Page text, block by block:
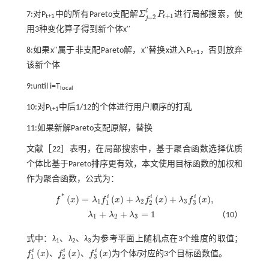
7:对Pt+1 中的所有Pareto支配解Σl
j=2 Pt+1
Σj=2lPt+1 进行局部搜索，使
用3种变化算子得到新个体x′′
8:如果x′′属于非支配Pareto解，x′′替换x进入Pt+1 ，否则放弃
该新个体
9:until i=Tlocal
10:对Pt+1中后1/12的个体进行用户顺序的打乱
11:如果新解Pareto支配原解，替换
文献［ 22］表明，在局部搜索中，基于聚合函数选择优质
个体比基于Pareto排序更有效，本文使用目标函数的加权和
作为聚合函数，公式为：
f* (x) = λ1 fi
1 (x) + λ2 fi
2 (x) + λ3 fi
3 (x),
f* =λ1f 1ix +λ2f2 x+λ3 f3i x,
λ1 + λ2 + λ3 = 1
λ1+λ2 +λ3 =1 （10）
式中： λ1、 λ2、λ3 为参考平面上随机点在3个维度的取值；
fi
1 (x)
f1i x 、 fi
2 (x)
f2i x 、 fi
3 (x)
f3i x 为个体i对应的3个目标函数值。